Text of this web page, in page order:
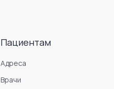
Пациентам
Адреса
Врачи